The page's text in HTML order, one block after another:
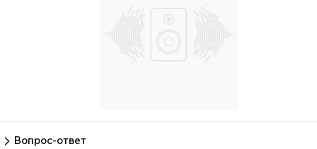
Вопрос-ответ